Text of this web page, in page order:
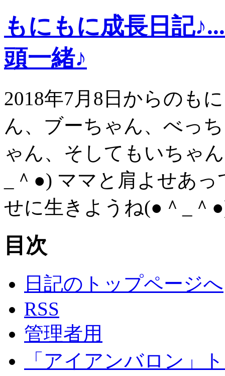
もにもに成長日記
頭一緒♪
2018年7月8日からのも
ん、ブーちゃん、べっ
ゃん、そしてもいちゃ
_＾●) ママと肩よせあ
せに生きようね(●＾_＾
目次
日記のトップページへ
RSS
管理者用
「アイアンバロン」